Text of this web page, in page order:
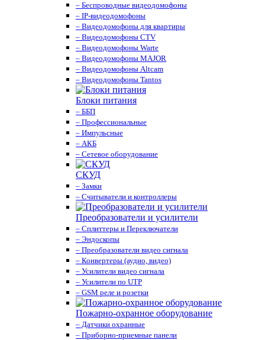
– Беспроводные видеодомофоны
– IP-видеодомофоны
– Видеодомофоны для квартиры
– Видеодомофоны CTV
– Видеодомофоны Warte
– Видеодомофоны MAJOR
– Видеодомофоны Altcam
– Видеодомофоны Tantos
Блоки питания
– ББП
– Профессиональные
– Импульсные
– АКБ
– Сетевое оборудование
СКУД
– Замки
– Считыватели и контроллеры
Преобразователи и усилители
– Сплиттеры и Переключатели
– Эндоскопы
– Преобразователи видео сигнала
– Конвертеры (аудио, видео)
– Усилители видео сигнала
– Усилители по UTP
– GSM реле и розетки
Пожарно-охранное оборудование
– Датчики охранные
– Приборно-приемные панели